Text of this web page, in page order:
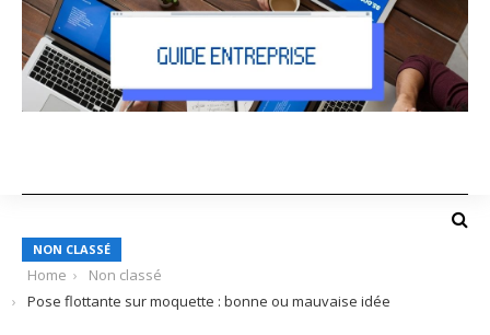
NON CLASSÉ
Home
Non classé
Pose flottante sur moquette : bonne ou mauvaise idée